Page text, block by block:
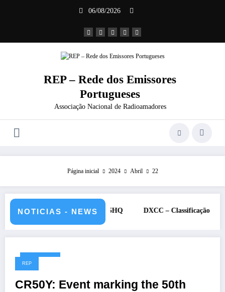
06/08/2026
REP – Rede dos Emissores
Portugueses
Associação Nacional de Radioamadores
Página inicial 2024 Abril 22
NOTICIAS - NEWS
de julho de 2026 – CS5HQ DXCC – Classificação estações
22/04/2024
REP
CR50Y: Event marking the 50th